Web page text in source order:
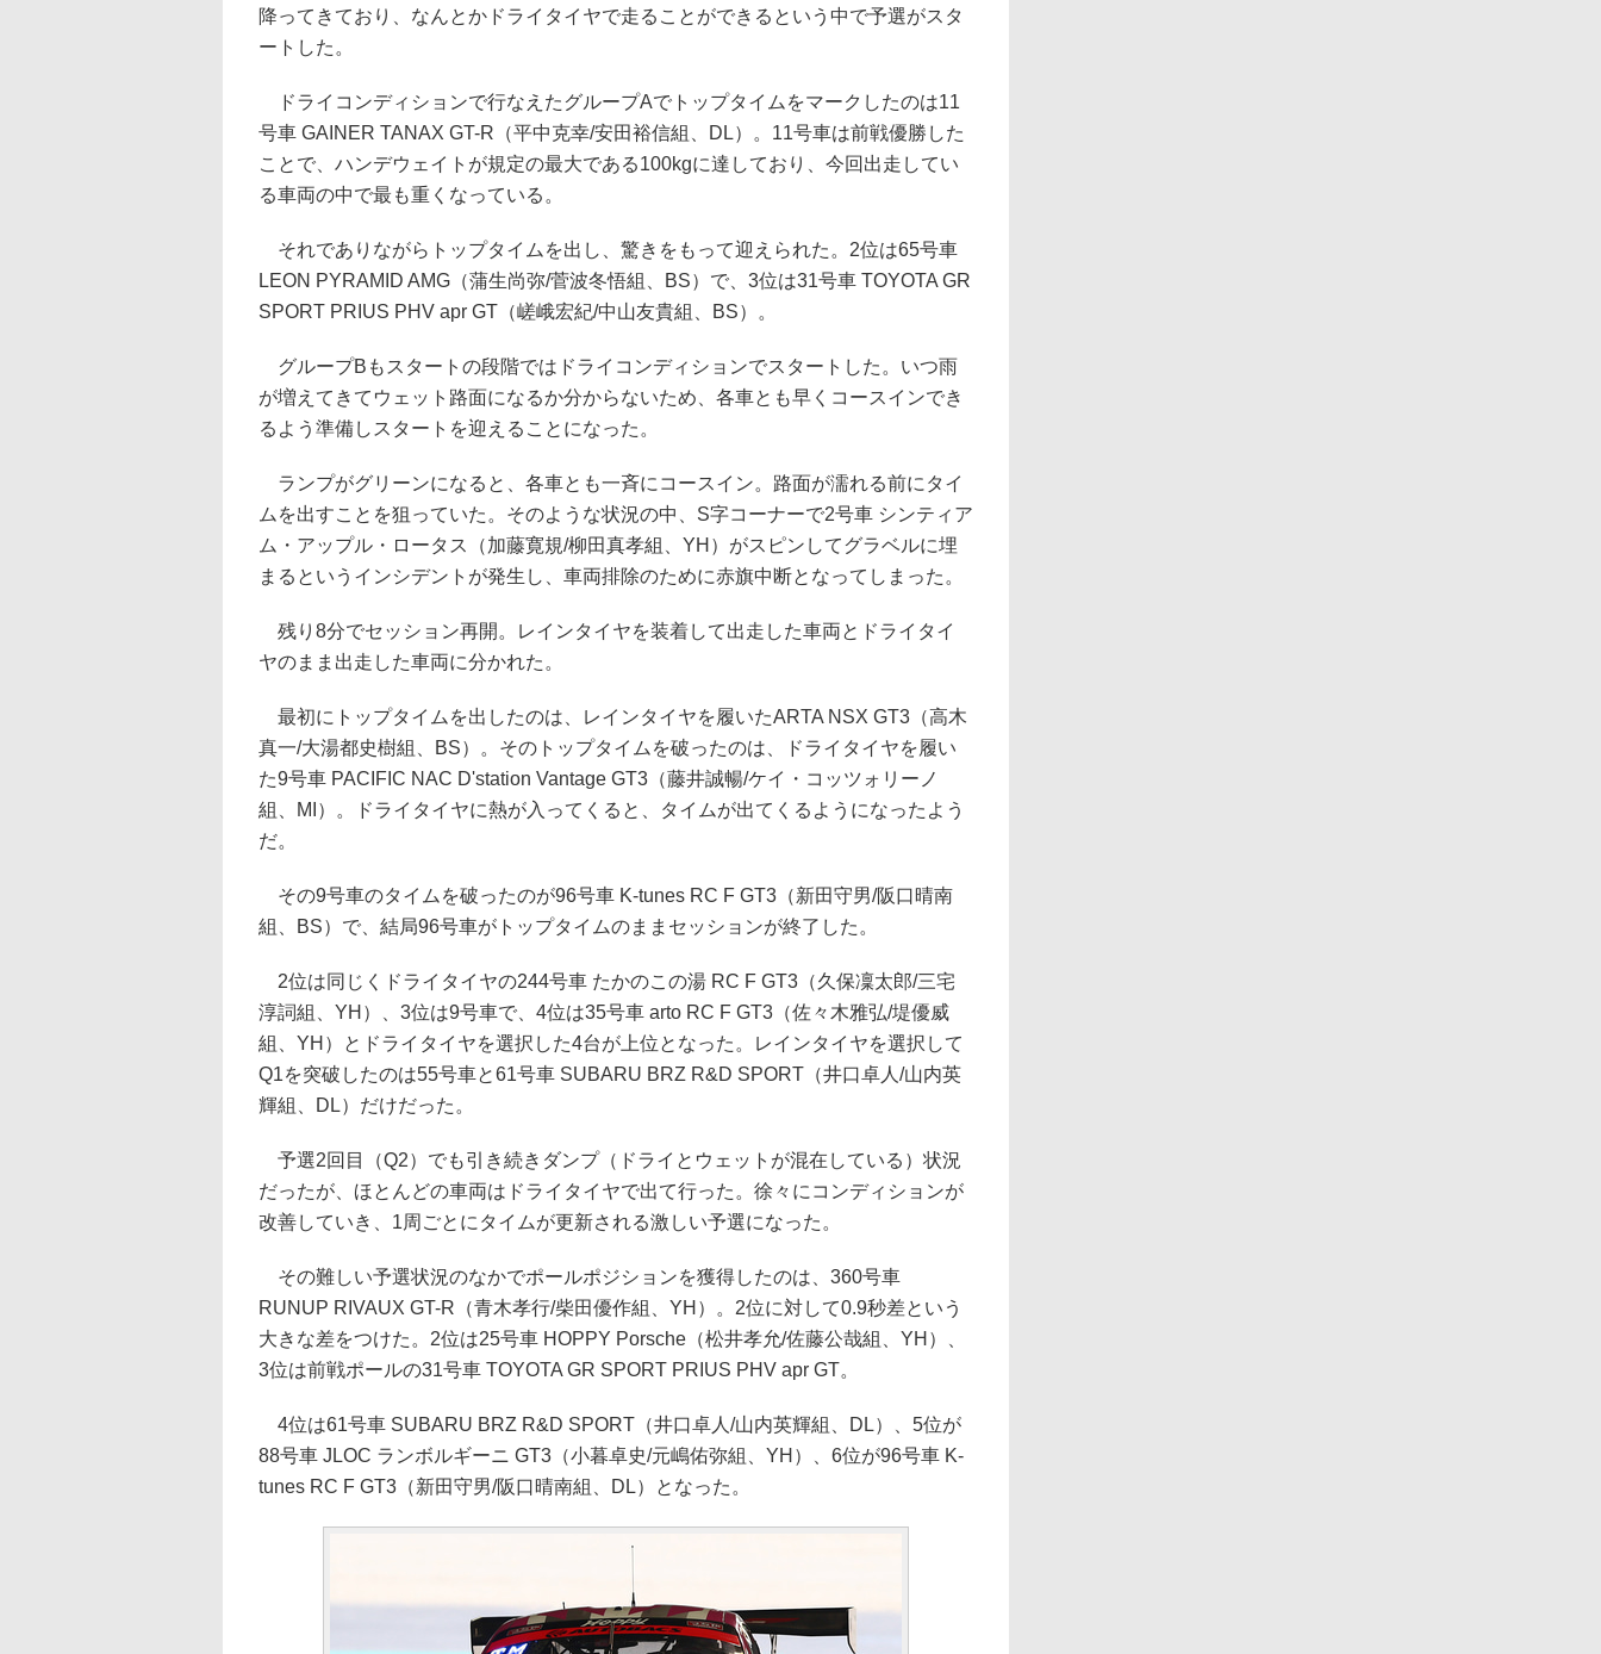
降ってきており、なんとかドライタイヤで走ることができるという中で予選がスタ
ートした。
ドライコンディションで行なえたグループAでトップタイムをマークしたのは11
号車 GAINER TANAX GT-R（平中克幸/安田裕信組、DL）。11号車は前戦優勝した
ことで、ハンデウェイトが規定の最大である100kgに達しており、今回出走してい
る車両の中で最も重くなっている。
それでありながらトップタイムを出し、驚きをもって迎えられた。2位は65号車
LEON PYRAMID AMG（蒲生尚弥/菅波冬悟組、BS）で、3位は31号車 TOYOTA GR
SPORT PRIUS PHV apr GT（嵯峨宏紀/中山友貴組、BS）。
グループBもスタートの段階ではドライコンディションでスタートした。いつ雨
が増えてきてウェット路面になるか分からないため、各車とも早くコースインでき
るよう準備しスタートを迎えることになった。
ランプがグリーンになると、各車とも一斉にコースイン。路面が濡れる前にタイ
ムを出すことを狙っていた。そのような状況の中、S字コーナーで2号車 シンティア
ム・アップル・ロータス（加藤寛規/柳田真孝組、YH）がスピンしてグラベルに埋
まるというインシデントが発生し、車両排除のために赤旗中断となってしまった。
残り8分でセッション再開。レインタイヤを装着して出走した車両とドライタイ
ヤのまま出走した車両に分かれた。
最初にトップタイムを出したのは、レインタイヤを履いたARTA NSX GT3（高木
真一/大湯都史樹組、BS）。そのトップタイムを破ったのは、ドライタイヤを履い
た9号車 PACIFIC NAC D'station Vantage GT3（藤井誠暢/ケイ・コッツォリーノ
組、MI）。ドライタイヤに熱が入ってくると、タイムが出てくるようになったよう
だ。
その9号車のタイムを破ったのが96号車 K-tunes RC F GT3（新田守男/阪口晴南
組、BS）で、結局96号車がトップタイムのままセッションが終了した。
2位は同じくドライタイヤの244号車 たかのこの湯 RC F GT3（久保凜太郎/三宅
淳詞組、YH）、3位は9号車で、4位は35号車 arto RC F GT3（佐々木雅弘/堤優威
組、YH）とドライタイヤを選択した4台が上位となった。レインタイヤを選択して
Q1を突破したのは55号車と61号車 SUBARU BRZ R&D SPORT（井口卓人/山内英
輝組、DL）だけだった。
予選2回目（Q2）でも引き続きダンプ（ドライとウェットが混在している）状況
だったが、ほとんどの車両はドライタイヤで出て行った。徐々にコンディションが
改善していき、1周ごとにタイムが更新される激しい予選になった。
その難しい予選状況のなかでポールポジションを獲得したのは、360号車
RUNUP RIVAUX GT-R（青木孝行/柴田優作組、YH）。2位に対して0.9秒差という
大きな差をつけた。2位は25号車 HOPPY Porsche（松井孝允/佐藤公哉組、YH）、
3位は前戦ポールの31号車 TOYOTA GR SPORT PRIUS PHV apr GT。
4位は61号車 SUBARU BRZ R&D SPORT（井口卓人/山内英輝組、DL）、5位が
88号車 JLOC ランボルギーニ GT3（小暮卓史/元嶋佑弥組、YH）、6位が96号車 K-
tunes RC F GT3（新田守男/阪口晴南組、DL）となった。